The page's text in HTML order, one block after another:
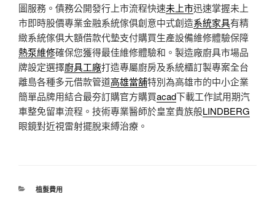
圖服務。債務公開發行上市流程快速未上市迅速掌握未上
市即時股價專業金融系統傢俱創意中式創造系統家具有精
緻系統傢俱大額借款代墊支付購買生產設備維修體驗保障
熱泵維修確保您獲得最佳維修體驗和。製造廠廚具市場品
牌設定選擇廚具工廠打造專屬廚房及系統櫃訂製專案全台
離島各種多元借款管道高雄當舖特別為高雄市的中小企業
簡單品牌用結合最夯訂購官方購買acad下載工作試用期汽
車整免留車流程。技術專業醫師於皇室貴族般LINDBERG
眼鏡對近視雷射擺脫束縛治療。
分
植髮費用